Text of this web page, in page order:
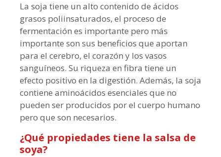
La soja tiene un alto contenido de ácidos
grasos poliinsaturados, el proceso de
fermentación es importante pero más
importante son sus beneficios que aportan
para el cerebro, el corazón y los vasos
sanguíneos. Su riqueza en fibra tiene un
efecto positivo en la digestión. Además, la soja
contiene aminoácidos esenciales que no
pueden ser producidos por el cuerpo humano
pero que son necesarios.
¿Qué propiedades tiene la salsa de
soya?